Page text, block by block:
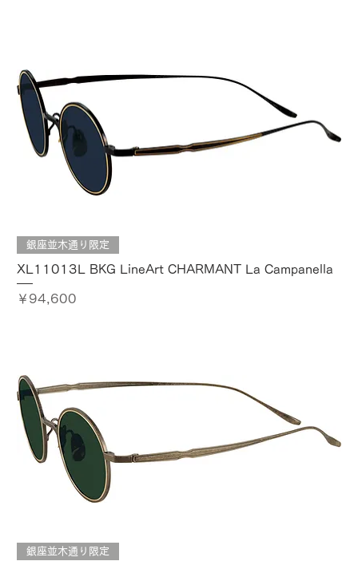
銀座並木通り限定
XL11013L BKG LineArt CHARMANT La Campanella
価格
￥94,600
銀座並木通り限定